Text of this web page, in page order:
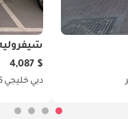
$ 4,087
دبي خليجي